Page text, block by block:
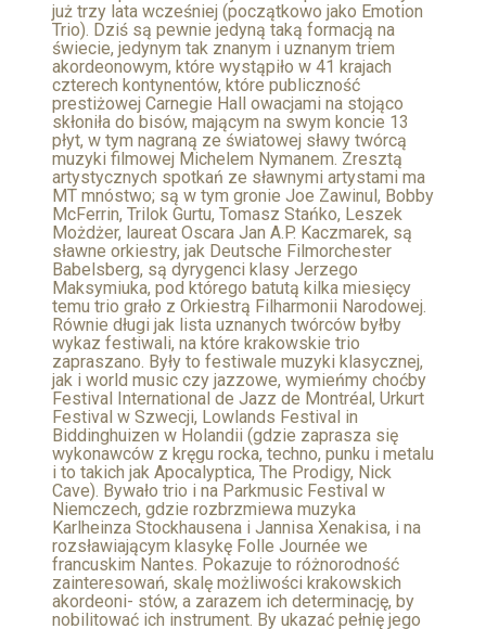
już trzy lata wcześniej (początkowo jako Emotion
Trio). Dziś są pewnie jedyną taką formacją na
świecie, jedynym tak znanym i uznanym triem
akordeonowym, które wystąpiło w 41 krajach
czterech kontynentów, które publiczność
prestiżowej Carnegie Hall owacjami na stojąco
skłoniła do bisów, mającym na swym koncie 13
płyt, w tym nagraną ze światowej sławy twórcą
muzyki filmowej Michelem Nymanem. Zresztą
artystycznych spotkań ze sławnymi artystami ma
MT mnóstwo; są w tym gronie Joe Zawinul, Bobby
McFerrin, Trilok Gurtu, Tomasz Stańko, Leszek
Możdżer, laureat Oscara Jan A.P. Kaczmarek, są
sławne orkiestry, jak Deutsche Filmorchester
Babelsberg, są dyrygenci klasy Jerzego
Maksymiuka, pod którego batutą kilka miesięcy
temu trio grało z Orkiestrą Filharmonii Narodowej.
Równie długi jak lista uznanych twórców byłby
wykaz festiwali, na które krakowskie trio
zapraszano. Były to festiwale muzyki klasycznej,
jak i world music czy jazzowe, wymieńmy choćby
Festival International de Jazz de Montréal, Urkurt
Festival w Szwecji, Lowlands Festival in
Biddinghuizen w Holandii (gdzie zaprasza się
wykonawców z kręgu rocka, techno, punku i metalu
i to takich jak Apocalyptica, The Prodigy, Nick
Cave). Bywało trio i na Parkmusic Festival w
Niemczech, gdzie rozbrzmiewa muzyka
Karlheinza Stockhausena i Jannisa Xenakisa, i na
rozsławiającym klasykę Folle Journée we
francuskim Nantes. Pokazuje to różnorodność
zainteresowań, skalę możliwości krakowskich
akordeoni- stów, a zarazem ich determinację, by
nobilitować ich instrument. By ukazać pełnię jego